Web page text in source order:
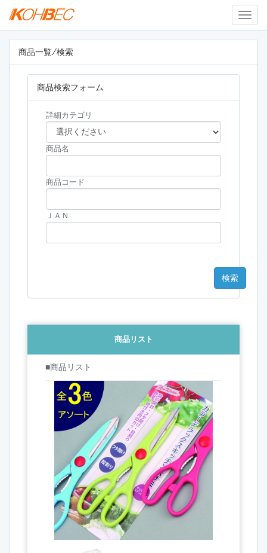
商品一覧/検索
商品検索フォーム
詳細カテゴリ
商品名
商品コード
ＪＡＮ
商品リスト
■商品リスト